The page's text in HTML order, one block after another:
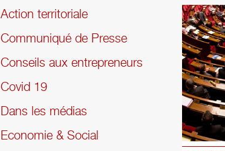
Action territoriale
Communiqué de Presse
Conseils aux entrepreneurs
Covid 19
Dans les médias
Economie & Social